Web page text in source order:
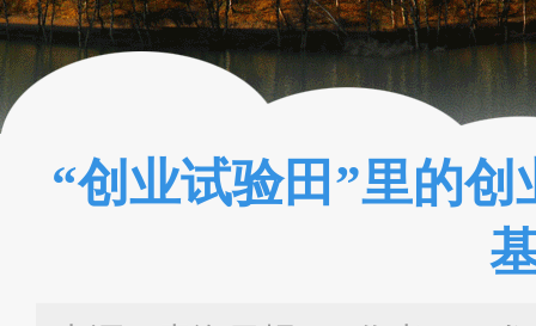
“创业试验田”里的